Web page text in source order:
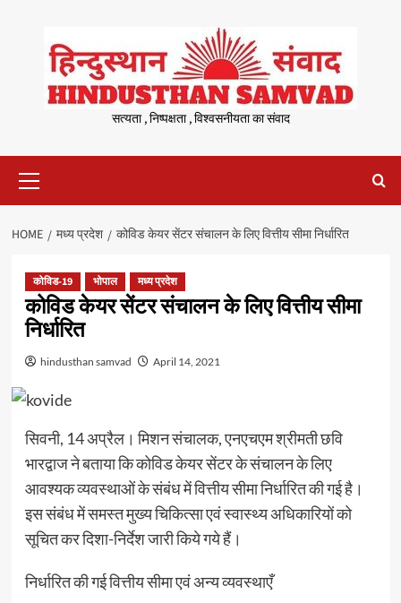
content
सत्यता , निष्पक्षता , विश्वसनीयता का संवाद
Menu
HOME मध्य प्रदेश कोविड केयर सेंटर संचालन के लिए वित्तीय सीमा निर्धारित
कोविड-19 भोपाल मध्य प्रदेश
कोविड केयर सेंटर संचालन के लिए वित्तीय सीमा
निर्धारित
hindusthan samvad April 14, 2021
सिवनी, 14 अप्रैल। मिशन संचालक, एनएचएम श्रीमती छवि
भारद्वाज ने बताया कि कोविड केयर सेंटर के संचालन के लिए
आवश्यक व्यवस्थाओं के संबंध में वित्तीय सीमा निर्धारित की गई है।
इस संबंध में समस्त मुख्य चिकित्सा एवं स्वास्थ्य अधिकारियों को
सूचित कर दिशा-निर्देश जारी किये गये हैं।
निर्धारित की गई वित्तीय सीमा एवं अन्य व्यवस्थाएँ